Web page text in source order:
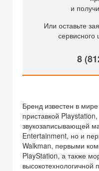
и
Или оставьте
сервисного
8
Бренд известен в
приставкой
звукозаписывающей
Entertainment, но и
Walkman, первыми
PlayStation, а также
высокотехнологичной